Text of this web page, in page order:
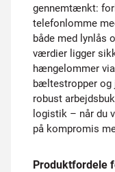
gennemtænkt:
telefonlomme
både med lynlås
værdier ligger
hængelommer
bæltestropper og
robust
logistik – når du
på kompromis
Produktfordele